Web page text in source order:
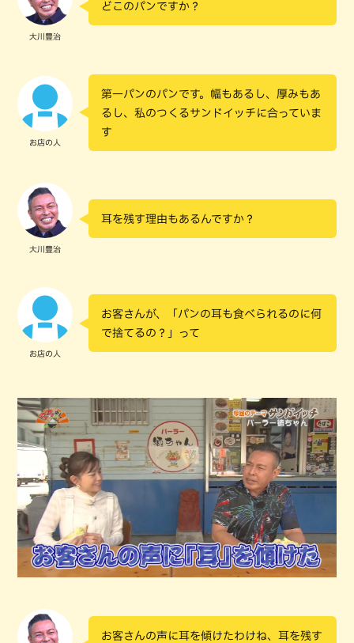
大川豊治
どこのパンですか？
お店の人
第一パンのパンです。幅もあるし、厚みもあ
るし、私のつくるサンドイッチに合っていま
す
大川豊治
耳を残す理由もあるんですか？
お店の人
お客さんが、「パンの耳も食べられるのに何
で捨てるの？」って
お客さんの声に耳を傾けたわけね、耳を残す